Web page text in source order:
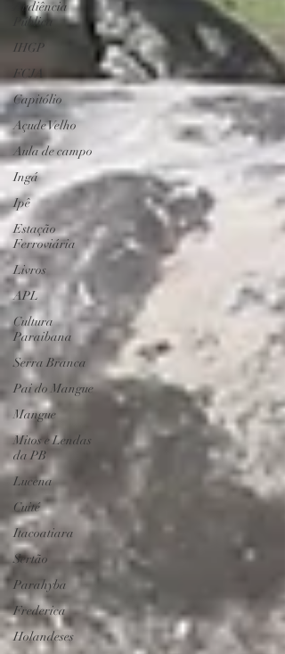
Audiência
Pública
IHGP
FCJA
Capitólio
Açude Velho
Aula de campo
Ingá
Ipê
Estação
Ferroviária
Livros
APL
Cultura
Paraibana
Serra Branca
Pai do Mangue
Mangue
Mitos e Lendas
da PB
Lucena
Cuité
Itacoatiara
Sertão
Parahyba
Frederica
Holandeses